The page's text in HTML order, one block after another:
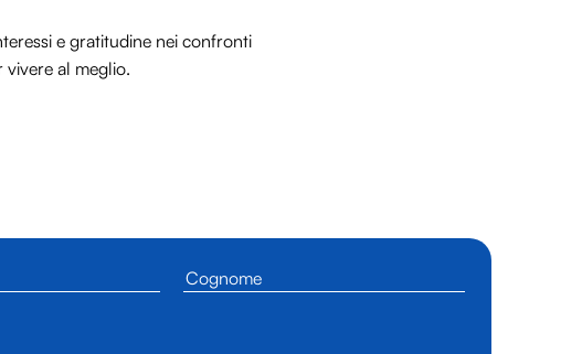
e gratitudine nei confronti
vivere al meglio.